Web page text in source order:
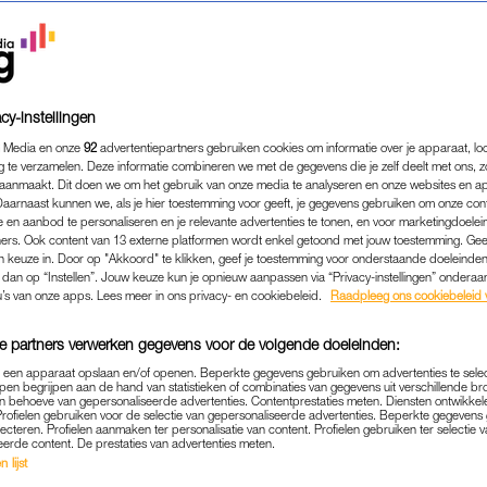
ZORGT VOOR
MET
PENTHOUSE
ENTERTAINMENT | BEKEND
28-04-2022 | MARLOES VAN WIJNEN
goed gevierd. En niet alleen als een
instellingen
en onze 92 advertentiepartners gebruiken cookies om informatie over je apparaat,
te verzamelen. Deze informatie combineren we met de gegevens die je zelf deelt met ons,
Dit doen we om het gebruik van onze media te analyseren en onze websites en
kunnen we, als je hier toestemming voor geeft, je gegevens gebruiken om onze
en aanbod te personaliseren en je relevante advertenties te tonen, en voor
Ook content van 13 externe platformen wordt enkel getoond met jouw toestemming.
keuze in. Door op "Akkoord" te klikken, geef je toestemming voor onderstaande
op “Instellen”. Jouw keuze kun je opnieuw aanpassen via “Privacy-instellingen”
van onze apps. Lees meer in ons privacy- en cookiebeleid.
Raadpleeg ons cookiebeleid
partners verwerken gegevens voor de volgende doeleinden:
apparaat opslaan en/of openen. Beperkte gegevens gebruiken om advertenties te
begrijpen aan de hand van statistieken of combinaties van gegevens uit verschillende
behoeve van gepersonaliseerde advertenties. Contentprestaties meten. Diensten
gebruiken voor de selectie van gepersonaliseerde advertenties. Beperkte
Profielen aanmaken ter personalisatie van content. Profielen gebruiken ter selectie
content. De prestaties van advertenties meten.
lijst